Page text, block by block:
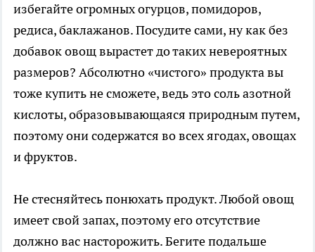
избегайте огромных огурцов, помидоров,
редиса, баклажанов. Посудите сами, ну как без
добавок овощ вырастет до таких невероятных
размеров? Абсолютно «чистого» продукта вы
тоже купить не сможете, ведь это соль азотной
кислоты, образовывающаяся природным путем,
поэтому они содержатся во всех ягодах, овощах
и фруктов.
Не стесняйтесь понюхать продукт. Любой овощ
имеет свой запах, поэтому его отсутствие
должно вас насторожить. Бегите подальше